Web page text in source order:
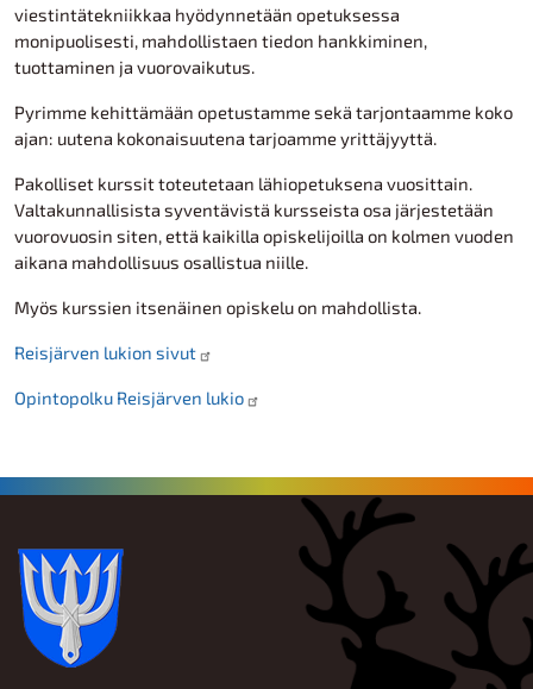
viestintätekniikkaa hyödynnetään opetuksessa
monipuolisesti, mahdollistaen tiedon hankkiminen,
tuottaminen ja vuorovaikutus.
Pyrimme kehittämään opetustamme sekä tarjontaamme koko
ajan: uutena kokonaisuutena tarjoamme yrittäjyyttä.
Pakolliset kurssit toteutetaan lähiopetuksena vuosittain.
Valtakunnallisista syventävistä kursseista osa järjestetään
vuorovuosin siten, että kaikilla opiskelijoilla on kolmen vuoden
aikana mahdollisuus osallistua niille.
Myös kurssien itsenäinen opiskelu on mahdollista.
Reisjärven lukion sivut
Opintopolku Reisjärven lukio